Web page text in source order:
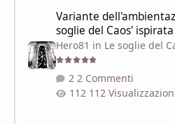
Variante
soglie del Caos'
Hero81 in Le soglie del
2 Commenti
112